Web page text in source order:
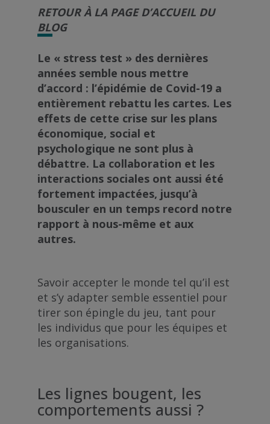
RETOUR À LA PAGE D’ACCUEIL DU
BLOG
Le « stress test » des dernières
années semble nous mettre
d’accord : l’épidémie de Covid-19 a
entièrement rebattu les cartes. Les
effets de cette crise sur les plans
économique, social et
psychologique ne sont plus à
débattre. La collaboration et les
interactions sociales ont aussi été
fortement impactées, jusqu’à
bousculer en un temps record notre
rapport à nous-même et aux
autres.
Savoir accepter le monde tel qu’il est
et s’y adapter semble essentiel pour
tirer son épingle du jeu, tant pour
les individus que pour les équipes et
les organisations.
Les lignes bougent, les
comportements aussi ?